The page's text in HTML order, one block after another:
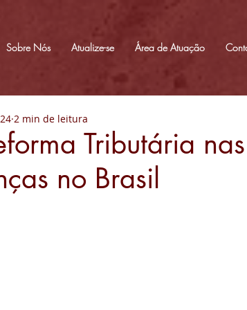
Sobre Nós Atualize-se Área de Atuação
Tributária nas
no Brasil
2 min de leitura